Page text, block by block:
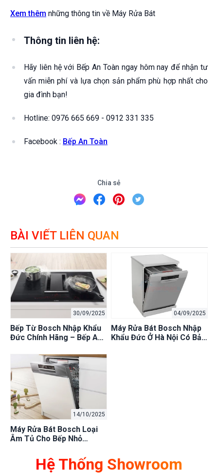
Xem thêm những thông tin về Máy Rửa Bát
Thông tin liên hệ:
Hãy liên hệ với Bếp An Toàn ngay hôm nay để nhận tư
vấn miễn phí và lựa chọn sản phẩm phù hợp nhất cho
gia đình bạn!
Hotline: 0976 665 669 - 0912 331 335
Facebook : Bếp An Toàn
Chia sẻ
BÀI VIẾT LIÊN QUAN
30/09/2025
Bếp Từ Bosch Nhập Khẩu
Đức Chính Hãng – Bếp An
04/09/2025
Máy Rửa Bát Bosch Nhập
Khẩu Đức Ở Hà Nội Có Bảo
14/10/2025
Máy Rửa Bát Bosch Loại
Âm Tủ Cho Bếp Nhỏ
Giải Pháp Tiết Kiệm Không
Hệ Thống Showroom